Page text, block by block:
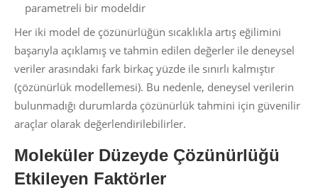
parametreli bir modeldir
Her iki model de çözünürlüğün sıcaklıkla artış eğilimini
başarıyla açıklamış ve tahmin edilen değerler ile deneysel
veriler arasındaki fark birkaç yüzde ile sınırlı kalmıştır
(çözünürlük modellemesi). Bu nedenle, deneysel verilerin
bulunmadığı durumlarda çözünürlük tahmini için güvenilir
araçlar olarak değerlendirilebilirler.
Moleküler Düzeyde Çözünürlüğü
Etkileyen Faktörler